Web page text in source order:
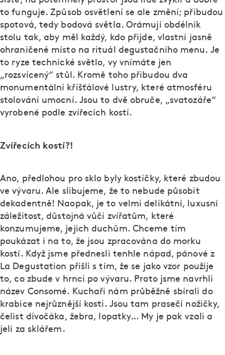
to funguje. Způsob osvětlení se ale změní; přibudou
spotová, tedy bodová světla. Orámují obdélník
stolu tak, aby měl každý, kdo přijde, vlastní jasně
ohraničené místo na rituál degustačního menu. Je
to ryze technické světlo, vy vnímáte jen
„rozsvícený“ stůl. Kromě toho přibudou dva
monumentální křišťálové lustry, které atmosféru
stolování umocní. Jsou to dvě obruče, „svatozáře“
vyrobené podle zvířecích kostí.
Zvířecích kostí?!
Ano, předlohou pro sklo byly kostičky, které zbudou
ve vývaru. Ale slibujeme, že to nebude působit
dekadentně! Naopak, je to velmi delikátní, luxusní
záležitost, důstojná vůči zvířatům, které
konzumujeme, jejich duchům. Chceme tím
poukázat i na to, že jsou zpracována do morku
kostí. Když jsme přednesli tenhle nápad, pánové z
La Degustation přišli s tím, že se jako vzor použije
to, co zbude v hrnci po vývaru. Proto jsme navrhli
název Consomé. Kuchaři nám průběžně sbírali do
krabice nejrůznější kosti. Jsou tam prasečí nožičky,
čelist divočáka, žebra, lopatky… My je pak vzali a
jeli za sklářem.